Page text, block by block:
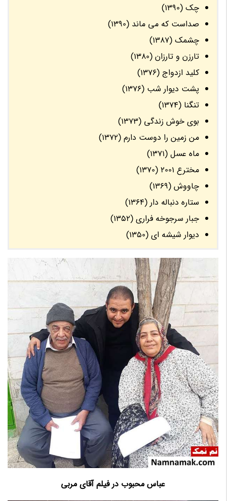
چک (1390)
صداست که می ماند (1390)
چشمک (1387)
تارزن و تارزان (1380)
کلید ازدواج (1376)
پشت دیوار شب (1376)
تنگنا (1374)
بوی خوش زندگی (1373)
من زمین را دوست دارم (1372)
ماه عسل (1371)
مخترع 2001 (1370)
چاووش (1369)
ستاره دنباله دار (1364)
جبار سرجوخه فراری (1352)
دیوار شیشه ای (1350)
عباس محبوب در فیلم آقای مربی